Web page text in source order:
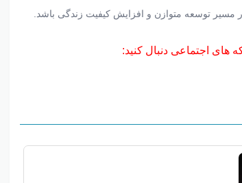
مسیر توسعه متوازن و افزایش کیفیت زندگی باشد.
های اجتماعی دنبال کنید: